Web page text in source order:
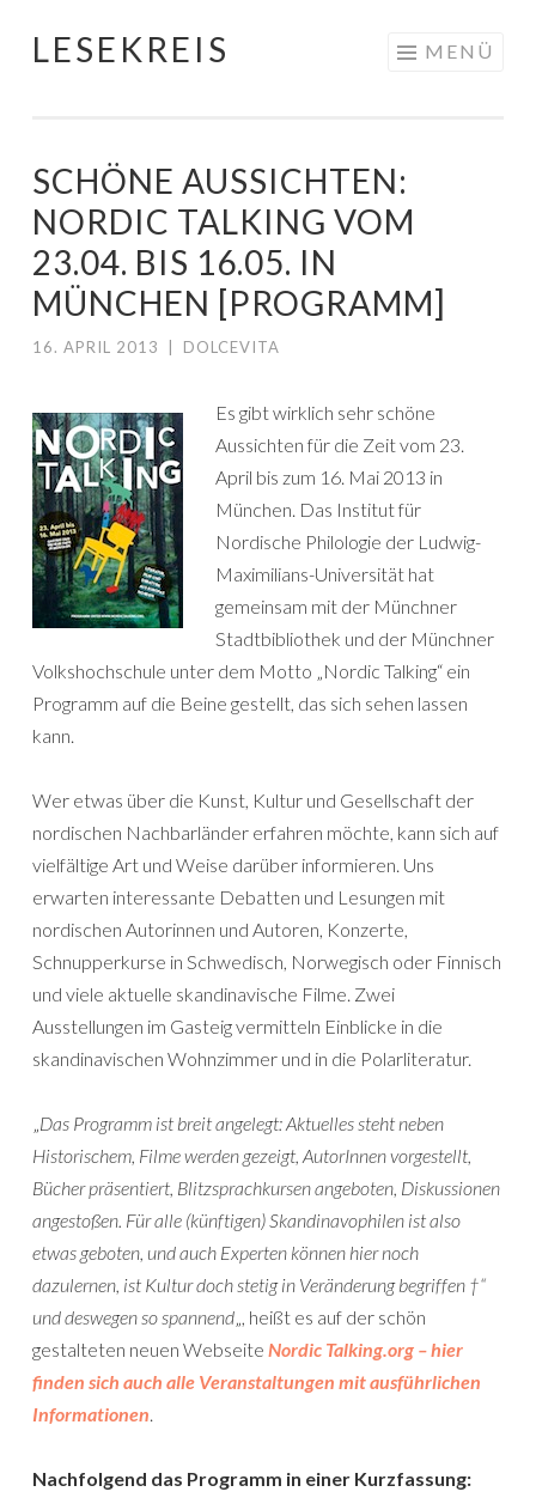
Springe
LESEKREIS MENÜ
SCHÖNE AUSSICHTEN:
NORDIC TALKING VOM
23.04. BIS 16.05. IN
MÜNCHEN [PROGRAMM]
16. APRIL 2013 DOLCEVITA
Es gibt wirklich sehr schöne
Aussichten für die Zeit vom 23.
April bis zum 16. Mai 2013 in
München. Das Institut für
Nordische Philologie der Ludwig-
Maximilians-Universität hat
gemeinsam mit der Münchner
Stadtbibliothek und der Münchner
Volkshochschule unter dem Motto „Nordic Talking“ ein
Programm auf die Beine gestellt, das sich sehen lassen
kann.
Wer etwas über die Kunst, Kultur und Gesellschaft der
nordischen Nachbarländer erfahren möchte, kann sich auf
vielfältige Art und Weise darüber informieren. Uns
erwarten interessante Debatten und Lesungen mit
nordischen Autorinnen und Autoren, Konzerte,
Schnupperkurse in Schwedisch, Norwegisch oder Finnisch
und viele aktuelle skandinavische Filme. Zwei
Ausstellungen im Gasteig vermitteln Einblicke in die
skandinavischen Wohnzimmer und in die Polarliteratur.
„Das Programm ist breit angelegt: Aktuelles steht neben
Historischem, Filme werden gezeigt, AutorInnen vorgestellt,
Bücher präsentiert, Blitzsprachkursen angeboten, Diskussionen
angestoßen. Für alle (künftigen) Skandinavophilen ist also
etwas geboten, und auch Experten können hier noch
dazulernen, ist Kultur doch stetig in Veränderung begriffen †“
und deswegen so spannend„, heißt es auf der schön
gestalteten neuen Webseite Nordic Talking.org – hier
finden sich auch alle Veranstaltungen mit ausführlichen
Informationen.
Nachfolgend das Programm in einer Kurzfassung: